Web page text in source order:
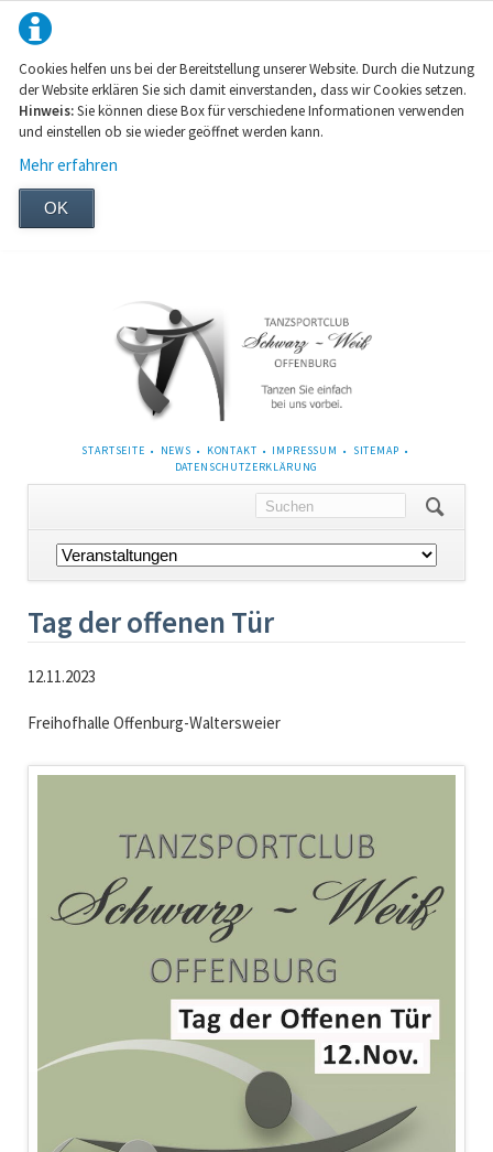
Cookies helfen uns bei der Bereitstellung unserer Website. Durch die Nutzung
der Website erklären Sie sich damit einverstanden, dass wir Cookies setzen.
Hinweis:Sie können diese Box für verschiedene Informationen verwenden
und einstellen ob sie wieder geöffnet werden kann.
Mehr erfahren
OK
NAVIGATION
STARTSEITE NEWS KONTAKT IMPRESSUM
SITEMAP
DATENSCHUTZERKLÄRUNG
Navigation
überspringen
Tag der offenen Tür
12.11.2023
Freihofhalle Offenburg-Waltersweier